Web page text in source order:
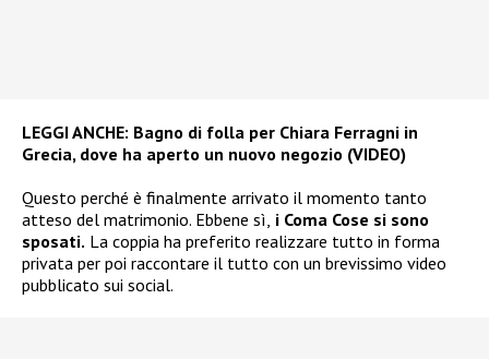
LEGGI ANCHE: Bagno di folla per Chiara Ferragni in
Grecia, dove ha aperto un nuovo negozio (VIDEO)
Questo perché è finalmente arrivato il momento tanto
atteso del matrimonio. Ebbene sì, i Coma Cose si sono
sposati. La coppia ha preferito realizzare tutto in forma
privata per poi raccontare il tutto con un brevissimo video
pubblicato sui social.